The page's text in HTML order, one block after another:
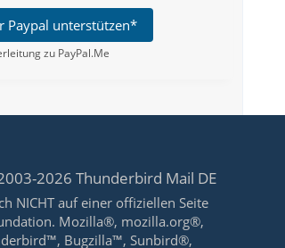
Paypal unterstützen*
zu PayPal.Me
2026 Thunderbird Mail DE
NICHT auf einer offiziellen Seite
Mozilla®, mozilla.org®,
Bugzilla™, Sunbird®,